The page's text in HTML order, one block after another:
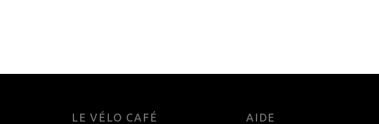
Add to cart
LE VÉLO CAFÉ AIDE